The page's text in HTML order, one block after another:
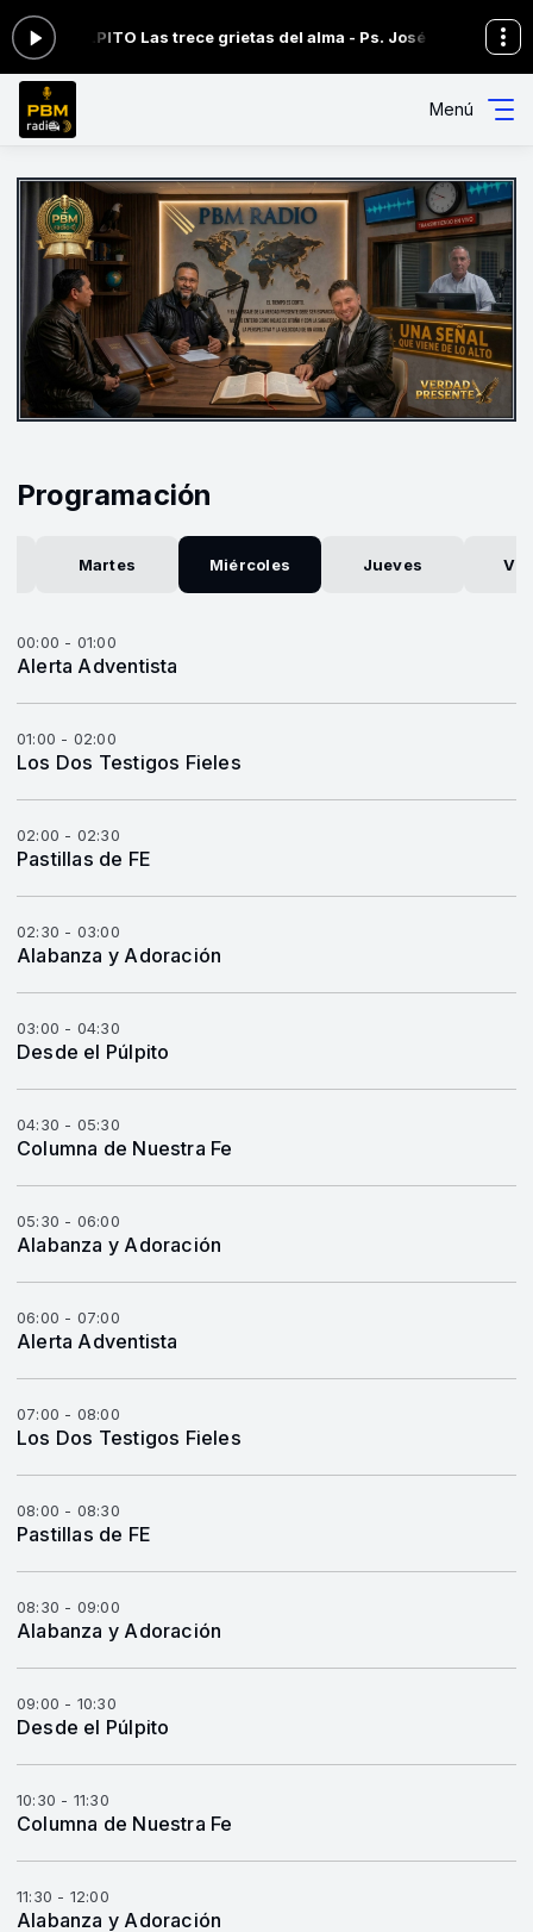
EL PULPITO Las trece grietas del alma - Ps. José Baritto
Menú
Programación
Martes Miércoles Jueves
00:00 - 01:00
Alerta Adventista
01:00 - 02:00
Los Dos Testigos Fieles
02:00 - 02:30
Pastillas de FE
02:30 - 03:00
Alabanza y Adoración
03:00 - 04:30
Desde el Púlpito
04:30 - 05:30
Columna de Nuestra Fe
05:30 - 06:00
Alabanza y Adoración
06:00 - 07:00
Alerta Adventista
07:00 - 08:00
Los Dos Testigos Fieles
08:00 - 08:30
Pastillas de FE
08:30 - 09:00
Alabanza y Adoración
09:00 - 10:30
Desde el Púlpito
10:30 - 11:30
Columna de Nuestra Fe
11:30 - 12:00
Alabanza y Adoración